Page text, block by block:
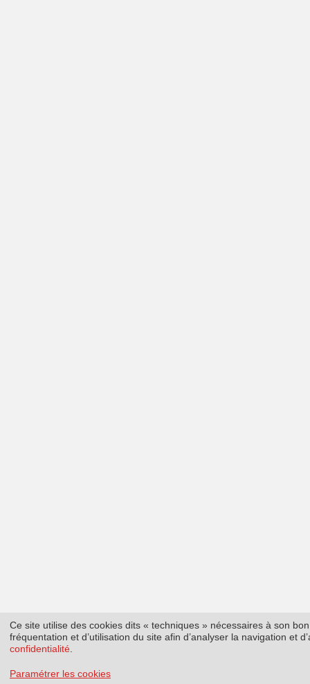
Ce site utilise des cookies dits « techniques » nécessaires à son
fréquentation et d’utilisation du site afin d’analyser la navigation et
confidentialité
Paramétrer les cookies